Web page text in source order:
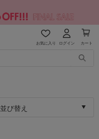
お気に入り ログイン カート
並び替え